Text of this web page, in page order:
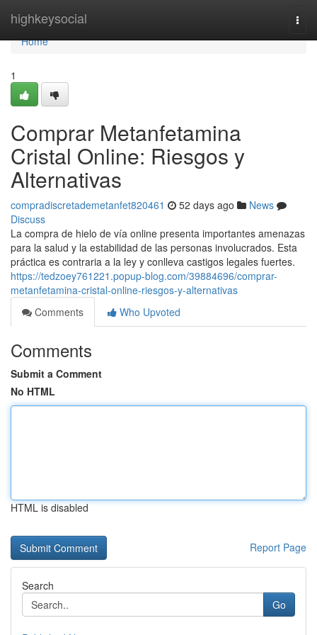
highkeysocial
Home
Home
1
Comprar Metanfetamina
Cristal Online: Riesgos y
Alternativas
compradiscretademetanfet820461 52 days ago
News
Discuss
La compra de hielo de vía online presenta importantes amenazas
para la salud y la estabilidad de las personas involucrados. Esta
práctica es contraria a la ley y conlleva castigos legales fuertes.
https://tedzoey761221.popup-blog.com/39884696/comprar-
metanfetamina-cristal-online-riesgos-y-alternativas
Comments
Who Upvoted
Comments
Submit a Comment
No HTML
HTML is disabled
Report Page
Search
Go